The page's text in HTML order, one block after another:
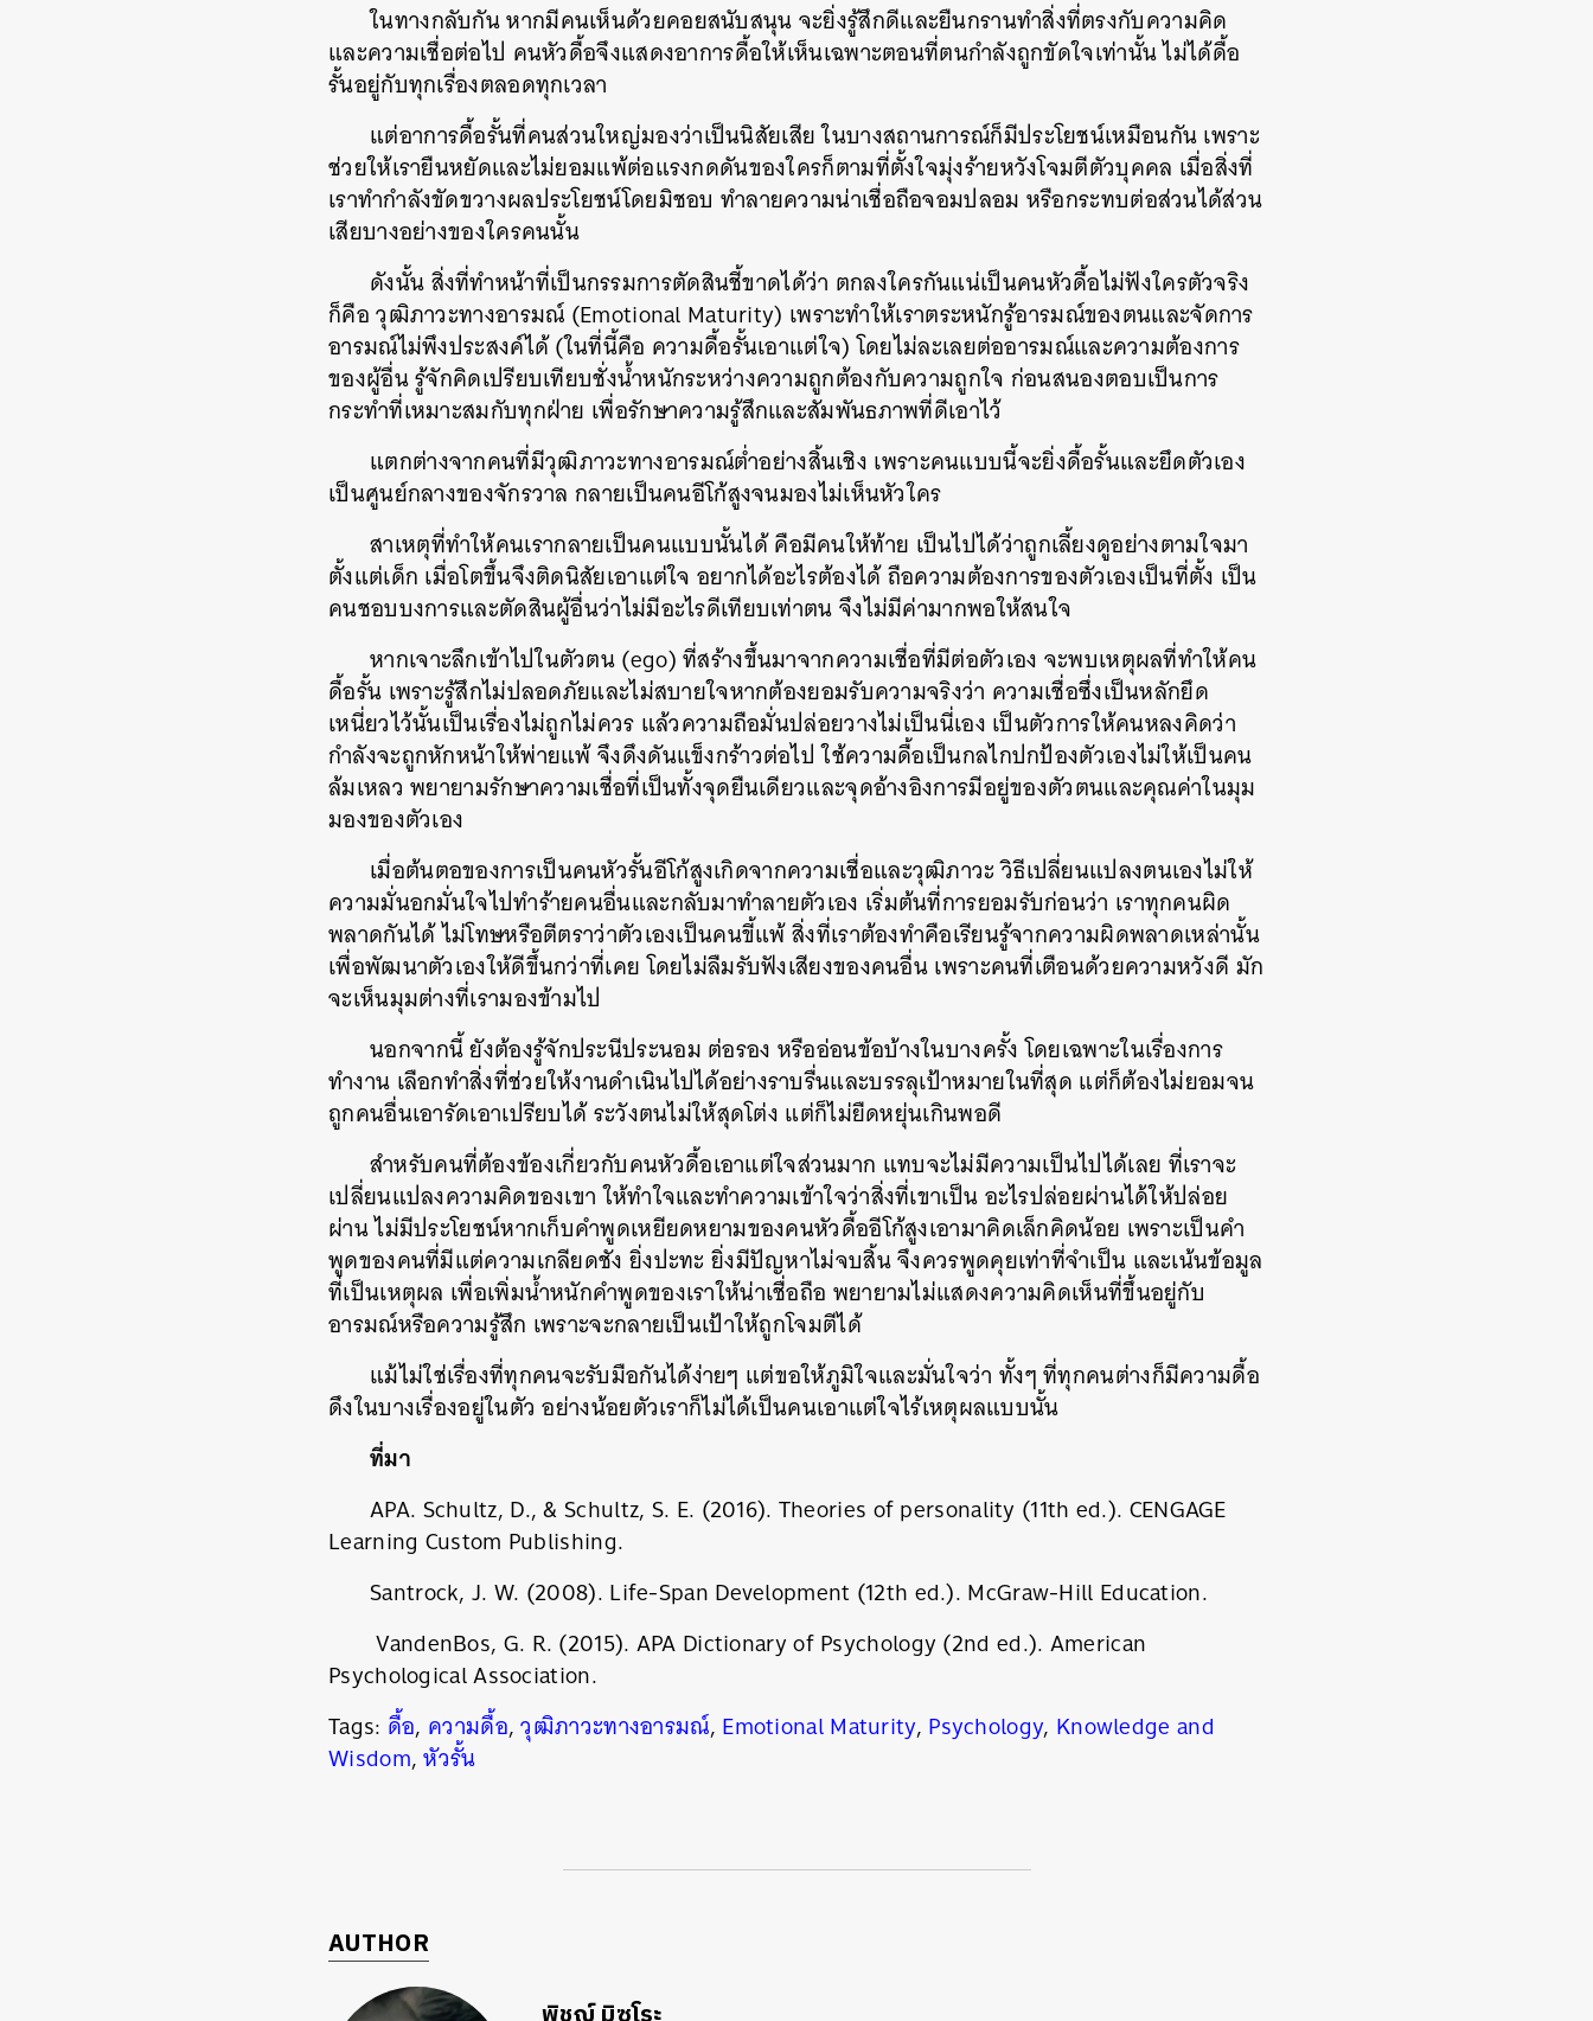
ในทางกลับกัน หากมีคนเห็นด้วยคอยสนับสนุน จะยิ่งรู้สึกดีและยืนกรานทำสิ่งที่ตรงกับความคิด
และความเชื่อต่อไป คนหัวดื้อจึงแสดงอาการดื้อให้เห็นเฉพาะตอนที่ตนกำลังถูกขัดใจเท่านั้น ไม่ได้ดื้อ
รั้นอยู่กับทุกเรื่องตลอดทุกเวลา
แต่อาการดื้อรั้นที่คนส่วนใหญ่มองว่าเป็นนิสัยเสีย ในบางสถานการณ์ก็มีประโยชน์เหมือนกัน เพราะ
ช่วยให้เรายืนหยัดและไม่ยอมแพ้ต่อแรงกดดันของใครก็ตามที่ตั้งใจมุ่งร้ายหวังโจมตีตัวบุคคล เมื่อสิ่งที่
เราทำกำลังขัดขวางผลประโยชน์โดยมิชอบ ทำลายความน่าเชื่อถือจอมปลอม หรือกระทบต่อส่วนได้ส่วน
เสียบางอย่างของใครคนนั้น
ดังนั้น สิ่งที่ทำหน้าที่เป็นกรรมการตัดสินชี้ขาดได้ว่า ตกลงใครกันแน่เป็นคนหัวดื้อไม่ฟังใครตัวจริง
ก็คือ วุฒิภาวะทางอารมณ์ (Emotional Maturity) เพราะทำให้เราตระหนักรู้อารมณ์ของตนและจัดการ
อารมณ์ไม่พึงประสงค์ได้ (ในที่นี้คือ ความดื้อรั้นเอาแต่ใจ) โดยไม่ละเลยต่ออารมณ์และความต้องการ
ของผู้อื่น รู้จักคิดเปรียบเทียบชั่งน้ำหนักระหว่างความถูกต้องกับความถูกใจ ก่อนสนองตอบเป็นการ
กระทำที่เหมาะสมกับทุกฝ่าย เพื่อรักษาความรู้สึกและสัมพันธภาพที่ดีเอาไว้
แตกต่างจากคนที่มีวุฒิภาวะทางอารมณ์ต่ำอย่างสิ้นเชิง เพราะคนแบบนี้จะยิ่งดื้อรั้นและยึดตัวเอง
เป็นศูนย์กลางของจักรวาล กลายเป็นคนอีโก้สูงจนมองไม่เห็นหัวใคร
สาเหตุที่ทำให้คนเรากลายเป็นคนแบบนั้นได้ คือมีคนให้ท้าย เป็นไปได้ว่าถูกเลี้ยงดูอย่างตามใจมา
ตั้งแต่เด็ก เมื่อโตขึ้นจึงติดนิสัยเอาแต่ใจ อยากได้อะไรต้องได้ ถือความต้องการของตัวเองเป็นที่ตั้ง เป็น
คนชอบบงการและตัดสินผู้อื่นว่าไม่มีอะไรดีเทียบเท่าตน จึงไม่มีค่ามากพอให้สนใจ
หากเจาะลึกเข้าไปในตัวตน (ego) ที่สร้างขึ้นมาจากความเชื่อที่มีต่อตัวเอง จะพบเหตุผลที่ทำให้คน
ดื้อรั้น เพราะรู้สึกไม่ปลอดภัยและไม่สบายใจหากต้องยอมรับความจริงว่า ความเชื่อซึ่งเป็นหลักยึด
เหนี่ยวไว้นั้นเป็นเรื่องไม่ถูกไม่ควร แล้วความถือมั่นปล่อยวางไม่เป็นนี่เอง เป็นตัวการให้คนหลงคิดว่า
กำลังจะถูกหักหน้าให้พ่ายแพ้ จึงดึงดันแข็งกร้าวต่อไป ใช้ความดื้อเป็นกลไกปกป้องตัวเองไม่ให้เป็นคน
ล้มเหลว พยายามรักษาความเชื่อที่เป็นทั้งจุดยืนเดียวและจุดอ้างอิงการมีอยู่ของตัวตนและคุณค่าในมุม
มองของตัวเอง
เมื่อต้นตอของการเป็นคนหัวรั้นอีโก้สูงเกิดจากความเชื่อและวุฒิภาวะ วิธีเปลี่ยนแปลงตนเองไม่ให้
ความมั่นอกมั่นใจไปทำร้ายคนอื่นและกลับมาทำลายตัวเอง เริ่มต้นที่การยอมรับก่อนว่า เราทุกคนผิด
พลาดกันได้ ไม่โทษหรือตีตราว่าตัวเองเป็นคนขี้แพ้ สิ่งที่เราต้องทำคือเรียนรู้จากความผิดพลาดเหล่านั้น
เพื่อพัฒนาตัวเองให้ดีขึ้นกว่าที่เคย โดยไม่ลืมรับฟังเสียงของคนอื่น เพราะคนที่เตือนด้วยความหวังดี มัก
จะเห็นมุมต่างที่เรามองข้ามไป
นอกจากนี้ ยังต้องรู้จักประนีประนอม ต่อรอง หรืออ่อนข้อบ้างในบางครั้ง โดยเฉพาะในเรื่องการ
ทำงาน เลือกทำสิ่งที่ช่วยให้งานดำเนินไปได้อย่างราบรื่นและบรรลุเป้าหมายในที่สุด แต่ก็ต้องไม่ยอมจน
ถูกคนอื่นเอารัดเอาเปรียบได้ ระวังตนไม่ให้สุดโต่ง แต่ก็ไม่ยืดหยุ่นเกินพอดี
สำหรับคนที่ต้องข้องเกี่ยวกับคนหัวดื้อเอาแต่ใจส่วนมาก แทบจะไม่มีความเป็นไปได้เลย ที่เราจะ
เปลี่ยนแปลงความคิดของเขา ให้ทำใจและทำความเข้าใจว่าสิ่งที่เขาเป็น อะไรปล่อยผ่านได้ให้ปล่อย
ผ่าน ไม่มีประโยชน์หากเก็บคำพูดเหยียดหยามของคนหัวดื้ออีโก้สูงเอามาคิดเล็กคิดน้อย เพราะเป็นคำ
พูดของคนที่มีแต่ความเกลียดชัง ยิ่งปะทะ ยิ่งมีปัญหาไม่จบสิ้น จึงควรพูดคุยเท่าที่จำเป็น และเน้นข้อมูล
ที่เป็นเหตุผล เพื่อเพิ่มน้ำหนักคำพูดของเราให้น่าเชื่อถือ พยายามไม่แสดงความคิดเห็นที่ขึ้นอยู่กับ
อารมณ์หรือความรู้สึก เพราะจะกลายเป็นเป้าให้ถูกโจมตีได้
แม้ไม่ใช่เรื่องที่ทุกคนจะรับมือกันได้ง่ายๆ แต่ขอให้ภูมิใจและมั่นใจว่า ทั้งๆ ที่ทุกคนต่างก็มีความดื้อ
ดึงในบางเรื่องอยู่ในตัว อย่างน้อยตัวเราก็ไม่ได้เป็นคนเอาแต่ใจไร้เหตุผลแบบนั้น
ที่มา
APA. Schultz, D., & Schultz, S. E. (2016). Theories of personality (11th ed.). CENGAGE
Learning Custom Publishing.
Santrock, J. W. (2008). Life-Span Development (12th ed.). McGraw-Hill Education.
VandenBos, G. R. (2015). APA Dictionary of Psychology (2nd ed.). American
Psychological Association.
Tags: ดื้อ, ความดื้อ,วุฒิภาวะทางอารมณ์, Emotional Maturity, Psychology, Knowledge and
Wisdom,หัวรั้น
AUTHOR
ค้นหา
SHARE TWEET LINE EMAIL